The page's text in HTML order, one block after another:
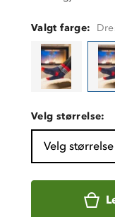
Valgt farge:
Velg størrelse:
Velg størrelse